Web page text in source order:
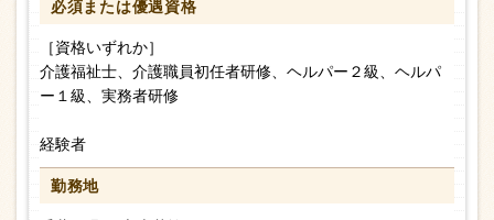
必須または優遇資格
［資格いずれか］
介護福祉士、介護職員初任者研修、ヘルパー２級、ヘルパ
ー１級、実務者研修
経験者
勤務地